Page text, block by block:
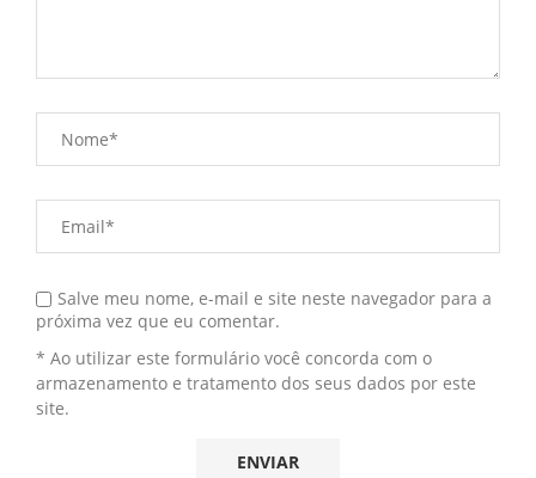
Salve meu nome, e-mail e site neste navegador para a
próxima vez que eu comentar.
* Ao utilizar este formulário você concorda com o
armazenamento e tratamento dos seus dados por este
site.